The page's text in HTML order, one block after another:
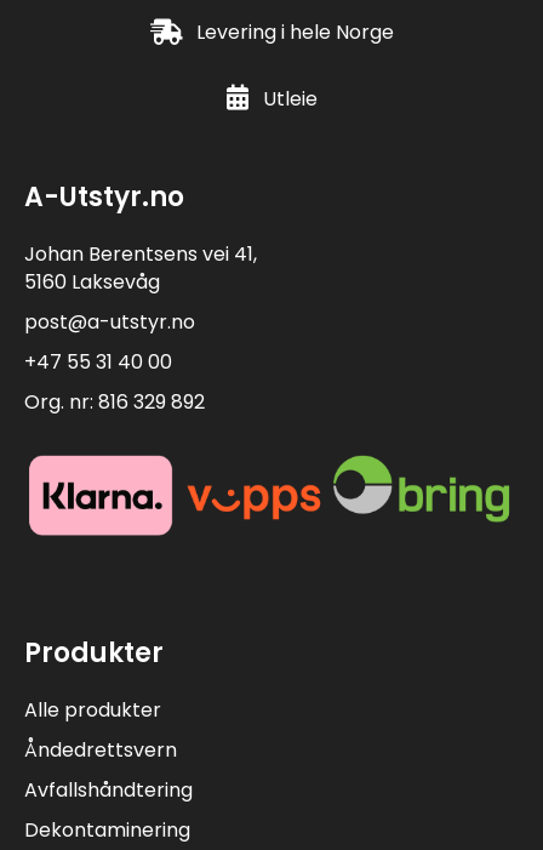
Levering i hele Norge
Utleie
A-Utstyr.no
Johan Berentsens vei 41,
5160 Laksevåg
post@a-utstyr.no
+47 55 31 40 00
Org. nr: 816 329 892
Produkter
Alle produkter
Åndedrettsvern
Avfallshåndtering
Dekontaminering